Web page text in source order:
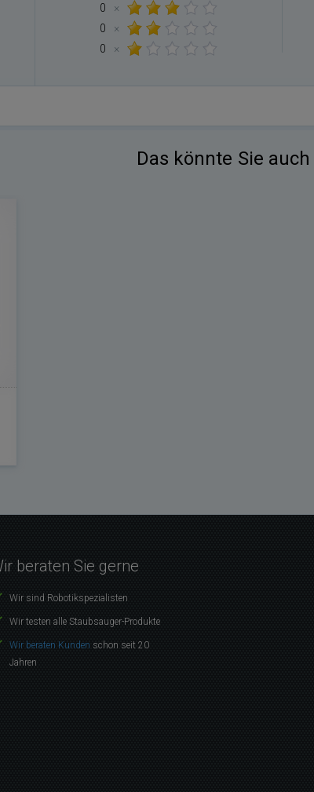
0
×
0
×
0
×
Das könnte Sie
beraten Sie gerne
Wir sind Robotikspezialisten
Wir testen alle Staubsauger-Produkte
Wir beraten Kunden schon seit 20
Jahren